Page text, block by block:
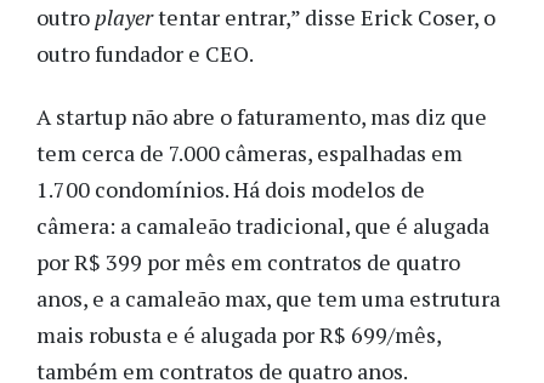
outro playertentar entrar,” disse Erick Coser, o
outro fundador e CEO.
A startup não abre o faturamento, mas diz que
tem cerca de 7.000 câmeras, espalhadas em
1.700 condomínios.Há dois modelos de
câmera: a camaleão tradicional, que é alugada
por R$ 399 por mês em contratos de quatro
anos, e a camaleão max, que tem uma estrutura
mais robusta e é alugada por R$ 699/mês,
também em contratos de quatro anos.